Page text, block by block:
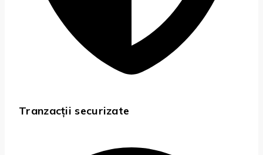
Tranzacții securizate